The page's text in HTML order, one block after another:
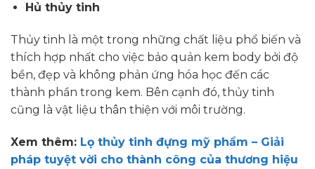
Hủ thủy tinh
Thủy tinh là một trong những chất liệu phổ biến và
thích hợp nhất cho việc bảo quản kem body bởi độ
bền, đẹp và không phản ứng hóa học đến các
thành phần trong kem. Bên cạnh đó, thủy tinh
cũng là vật liệu thân thiện với môi trường.
Xem thêm: Lọ thủy tinh đựng mỹ phẩm – Giải
pháp tuyệt vời cho thành công của thương hiệu